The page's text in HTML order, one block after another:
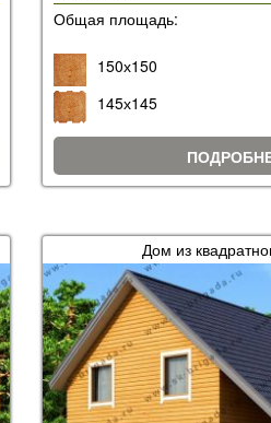
Общая площадь:
150х150
145х145
Дом из